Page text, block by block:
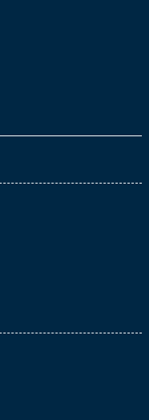
江苏省徐州市鼓楼区淮海东路29号苏宁广场IFC国际金融中心35层3508室浪琴售后服务中心（需提前预约）
江西省南昌市红谷滩新区红谷中大道998号绿地双子塔（中央广场）A1座办公楼14层1407室浪琴售后服务中心（需提前预约）